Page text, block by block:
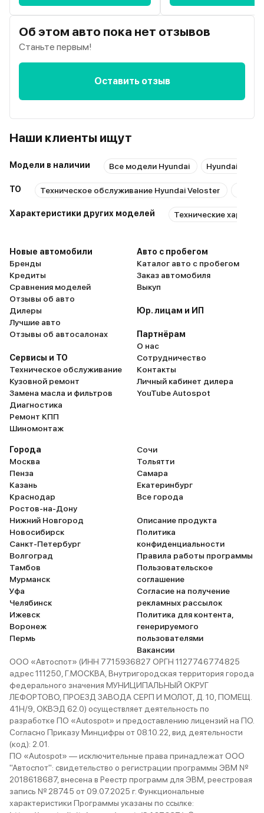
Об этом авто пока нет отзывов
Станьте первым!
Оставить отзыв
Наши клиенты ищут
Модели в наличии Все модели Hyundai Hyundai с
ТО Техническое обслуживание Hyundai Veloster
Характеристики других моделей Технические
Новые автомобили
Бренды
Кредиты
Сравнения моделей
Отзывы об авто
Дилеры
Лучшие авто
Отзывы об автосалонах
Сервисы и ТО
Техническое обслуживание
Кузовной ремонт
Замена масла и фильтров
Диагностика
Ремонт КПП
Шиномонтаж
Авто с пробегом
Каталог авто с пробегом
Заказ автомобиля
Выкуп
Юр. лицам и ИП
Партнёрам
О нас
Сотрудничество
Контакты
Личный кабинет дилера
YouTube Autospot
Города
Москва
Пенза
Казань
Краснодар
Ростов-на-Дону
Нижний Новгород
Новосибирск
Санкт-Петербург
Волгоград
Тамбов
Мурманск
Уфа
Челябинск
Ижевск
Воронеж
Пермь
Сочи
Тольятти
Самара
Екатеринбург
Все города
Описание продукта
Политика
конфиденциальности
Правила работы программы
Пользовательское
соглашение
Согласие на получение
рекламных рассылок
Политика для контента,
генерируемого
пользователями
Вакансии
ООО «Автоспот» (ИНН 7715936827 ОРГН 1127746774825
адрес 111250, Г.МОСКВА, Внутригородская территория города
федерального значения МУНИЦИПАЛЬНЫЙ ОКРУГ
ЛЕФОРТОВО, ПРОЕЗД ЗАВОДА СЕРП И МОЛОТ, Д. 10, ПОМЕЩ.
41Н/9, ОКВЭД 62.0) осуществляет деятельность по
разработке ПО «Autospot» и предоставлению лицензий на ПО.
Согласно Приказу Минцифры от 08.10.22, вид деятельности
(код): 2.01.
ПО «Autospot» — исключительные права принадлежат ООО
"Автоспот": свидетельство о регистрации программы ЭВМ №
2018618687, внесена в Реестр программ для ЭВМ, реестровая
запись № 28745 от 09.07.2025 г. Функциональные
характеристики Программы указаны по ссылке: